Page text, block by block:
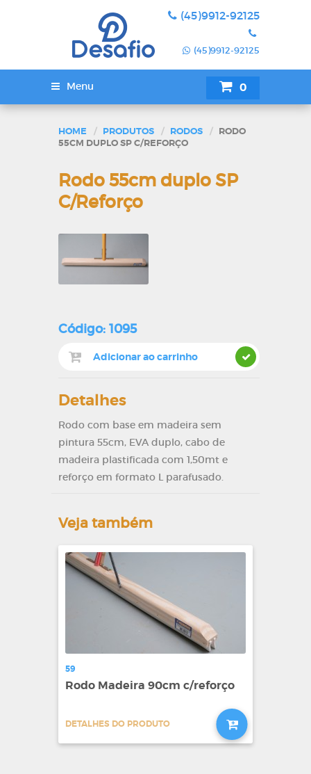
(45)9912-92125
(45)9912-92125
Menu 0
SUA
HOME PRODUTOS RODOS
RODO
55CM DUPLO SP C/REFORÇO
Rodo 55cm duplo SP
C/Reforço
Código: 1095
Detalhes
Rodo com base em madeira sem
pintura 55cm, EVA duplo, cabo de
madeira plastificada com 1,50mt e
reforço em formato L parafusado.
Veja também
59
Rodo Madeira 90cm c/reforço
DETALHES DO PRODUTO